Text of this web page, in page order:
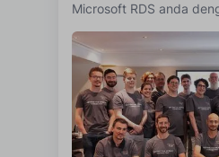
Microsoft RDS anda